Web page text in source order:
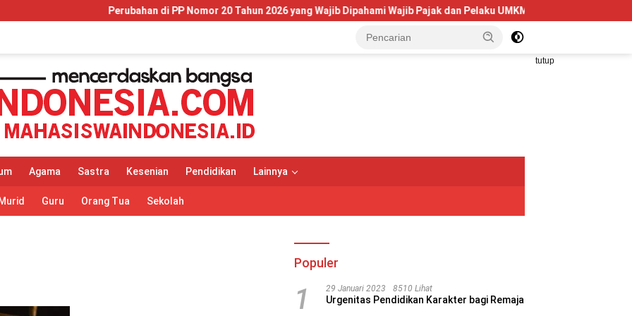
Perubahan di PP Nomor 20 Tahun 2026 yang Wajib Dipahami Wajib Pajak dan Pelaku UMKM Telkom University
tutup
Agama Sastra Kesenian Pendidikan Lainnya
Murid Guru Orang Tua Sekolah
Populer
1 29 Januari 2023 8510 Lihat
Urgenitas Pendidikan Karakter bagi Remaja